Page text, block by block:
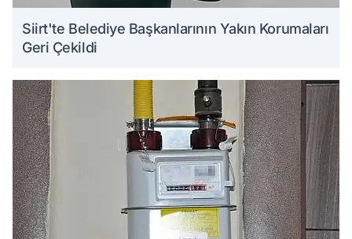
Siirt'te Belediye Başkanlarının Yakın Korumaları
Geri Çekildi